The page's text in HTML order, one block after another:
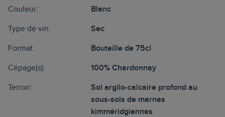
Couleur: Blanc
Type de vin: Sec
Format: Bouteille de 75cl
Cépage(s): 100% Chardonnay
Terroir:
Sol argilo-calcaire profond au
sous-sols de marnes
kimméridgiennes